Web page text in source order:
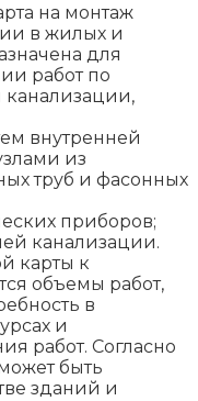
на монтаж
в жилых и
для
работ по
канализации,
внутренней
из
труб и фасонных
приборов;
канализации.
карты к
объемы работ,
в
и
работ. Согласно
быть
зданий и